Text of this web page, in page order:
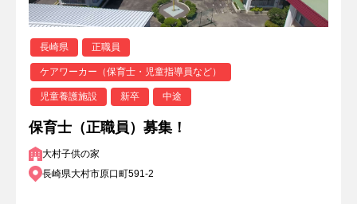
長崎県 正職員
ケアワーカー（保育士・児童指導員など）
児童養護施設 新卒 中途
保育士（正職員）募集！
大村子供の家
長崎県大村市原口町591-2